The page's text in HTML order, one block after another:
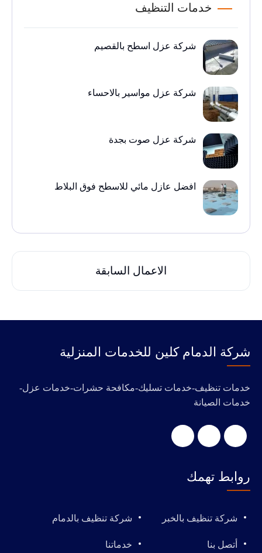
خدمات التنظيف
شركة عزل اسطح بالقصيم
شركة عزل مواسير بالاحساء
شركة عزل صوت بجدة
افضل عازل مائي للاسطح فوق البلاط
الاعمال السابقة
‭‬شركة الدمام كلين للخدمات المنزلية
خدمات تنظيف-خدمات تسليك-مكافحة حشرات-خدمات عزل-
خدمات الصيانة
روابط تهمك
شركة تنظيف بالخبر شركة تنظيف بالدمام
أتصل بنا خدماتنا